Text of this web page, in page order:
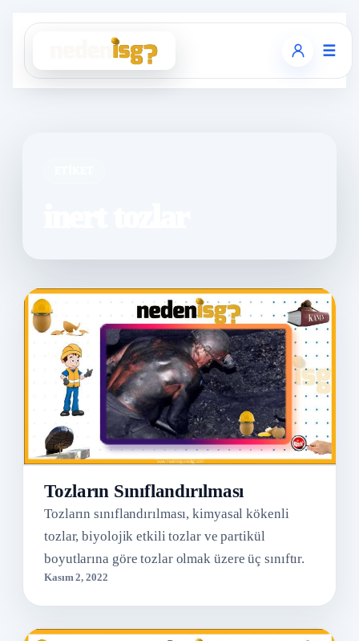
☰
Tozların Sınıflandırılması
Tozların sınıflandırılması, kimyasal kökenli
tozlar, biyolojik etkili tozlar ve partikül
boyutlarına göre tozlar olmak üzere üç sınıftır.
Kasım 2, 2022